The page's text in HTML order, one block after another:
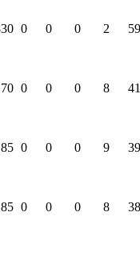
0 0 0 2
0 0 0 8
0 0 0 9
0 0 0 8